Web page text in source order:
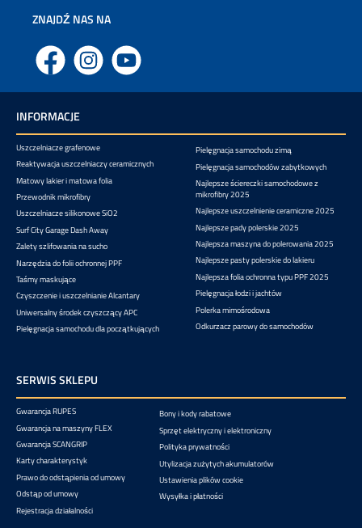
ZNAJDŹ NAS NA
Facebook Instagram YouTube
INFORMACJE
Uszczelniacze grafenowe
Reaktywacja uszczelniaczy ceramicznych
Matowy lakier i matowa folia
Przewodnik mikrofibry
Uszczelniacze silikonowe SiO2
Surf City Garage Dash Away
Zalety szlifowania na sucho
Narzędzia do folii ochronnej PPF
Taśmy maskujące
Czyszczenie i uszczelnianie Alcantary
Uniwersalny środek czyszczący APC
Pielęgnacja samochodu dla początkujących
Pielęgnacja samochodu zimą
Pielęgnacja samochodów zabytkowych
Najlepsze ściereczki samochodowe z
mikrofibry 2025
Najlepsze uszczelnienie ceramiczne 2025
Najlepsze pady polerskie 2025
Najlepsza maszyna do polerowania 2025
Najlepsze pasty polerskie do lakieru
Najlepsza folia ochronna typu PPF 2025
Pielęgnacja łodzi i jachtów
Polerka mimośrodowa
Odkurzacz parowy do samochodów
SERWIS SKLEPU
Gwarancja RUPES
Gwarancja na maszyny FLEX
Gwarancja SCANGRIP
Karty charakterystyk
Prawo do odstąpienia od umowy
Odstąp od umowy
Rejestracja działalności
Bony i kody rabatowe
Sprzęt elektryczny i elektroniczny
Polityka prywatności
Utylizacja zużytych akumulatorów
Ustawienia plików cookie
Wysyłka i płatności